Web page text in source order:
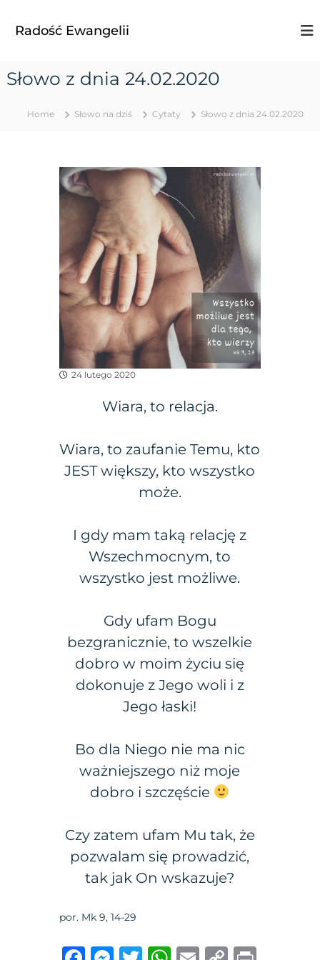
Radość Ewangelii
Słowo z dnia 24.02.2020
Home Słowo na dziś Cytaty Słowo z dnia 24.02.2020
24 lutego 2020
Wiara, to relacja.
Wiara, to zaufanie Temu, kto
JEST większy, kto wszystko
może.
I gdy mam taką relację z
Wszechmocnym, to
wszystko jest możliwe.
Gdy ufam Bogu
bezgranicznie, to wszelkie
dobro w moim życiu się
dokonuje z Jego woli i z
Jego łaski!
Bo dla Niego nie ma nic
ważniejszego niż moje
dobro i szczęście
Czy zatem ufam Mu tak, że
pozwalam się prowadzić,
tak jak On wskazuje?
por. Mk 9, 14-29